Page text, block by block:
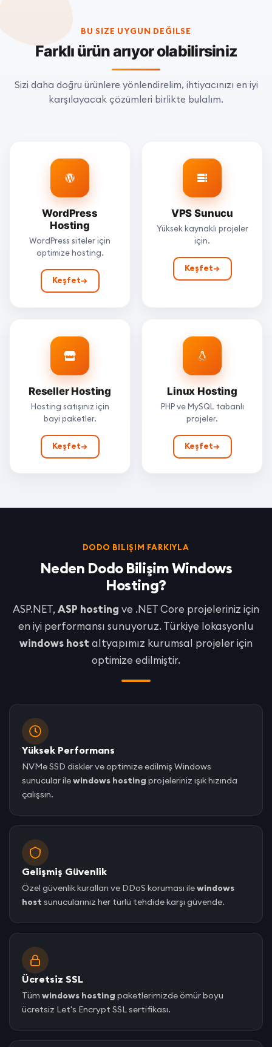
BU SIZE UYGUN DEĞILSE
Farklı ürün arıyor olabilirsiniz
Sizi daha doğru ürünlere yönlendirelim, ihtiyacınızı en iyi
karşılayacak çözümleri birlikte bulalım.
WordPress
Hosting
WordPress siteler için
optimize hosting.
Keşfet→
VPS Sunucu
Yüksek kaynaklı projeler
için.
Keşfet→
Reseller Hosting
Hosting satışınız için
bayi paketler.
Keşfet→
Linux Hosting
PHP ve MySQL tabanlı
projeler.
Keşfet→
DODO BILIŞIM FARKIYLA
Neden Dodo Bilişim Windows
Hosting?
ASP.NET, ASP hosting ve .NET Core projeleriniz için
en iyi performansı sunuyoruz. Türkiye lokasyonlu
windows host altyapımız kurumsal projeler için
optimize edilmiştir.
Yüksek Performans
NVMe SSD diskler ve optimize edilmiş Windows
sunucular ilewindows hosting projeleriniz ışık hızında
çalışsın.
Gelişmiş Güvenlik
Özel güvenlik kuralları ve DDoS koruması ilewindows
host sunucularınız her türlü tehdide karşı güvende.
Ücretsiz SSL
Tüm windows hosting paketlerimizde ömür boyu
ücretsiz Let's Encrypt SSL sertifikası.